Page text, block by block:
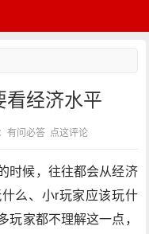
看经济水平
有问必答 点这评论
时候，往往都会从经济
么、小r玩家应该玩什
玩家都不理解这一点，